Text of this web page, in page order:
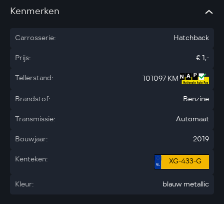
Kenmerken
Carrosserie:
Hatchback
Prijs:
€ 1,-
Tellerstand:
101097 KM
Brandstof:
Benzine
Transmissie:
Automaat
Bouwjaar:
2019
Kenteken:
XG-433-G
Kleur: blauw metallic